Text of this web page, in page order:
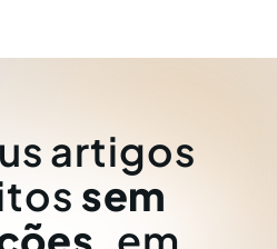
artigos
sem